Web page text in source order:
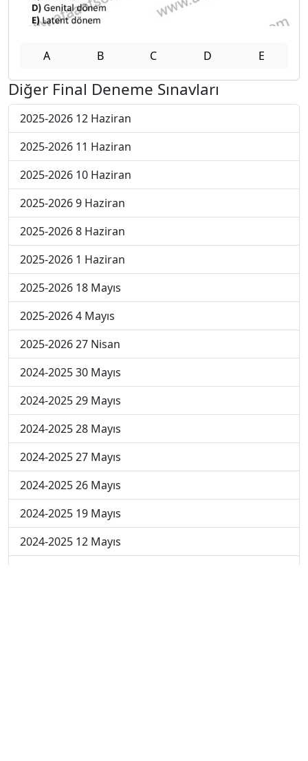
A B C D E
Diğer Final Deneme Sınavları
2025-2026 12 Haziran
2025-2026 11 Haziran
2025-2026 10 Haziran
2025-2026 9 Haziran
2025-2026 8 Haziran
2025-2026 1 Haziran
2025-2026 18 Mayıs
2025-2026 4 Mayıs
2025-2026 27 Nisan
2024-2025 30 Mayıs
2024-2025 29 Mayıs
2024-2025 28 Mayıs
2024-2025 27 Mayıs
2024-2025 26 Mayıs
2024-2025 19 Mayıs
2024-2025 12 Mayıs